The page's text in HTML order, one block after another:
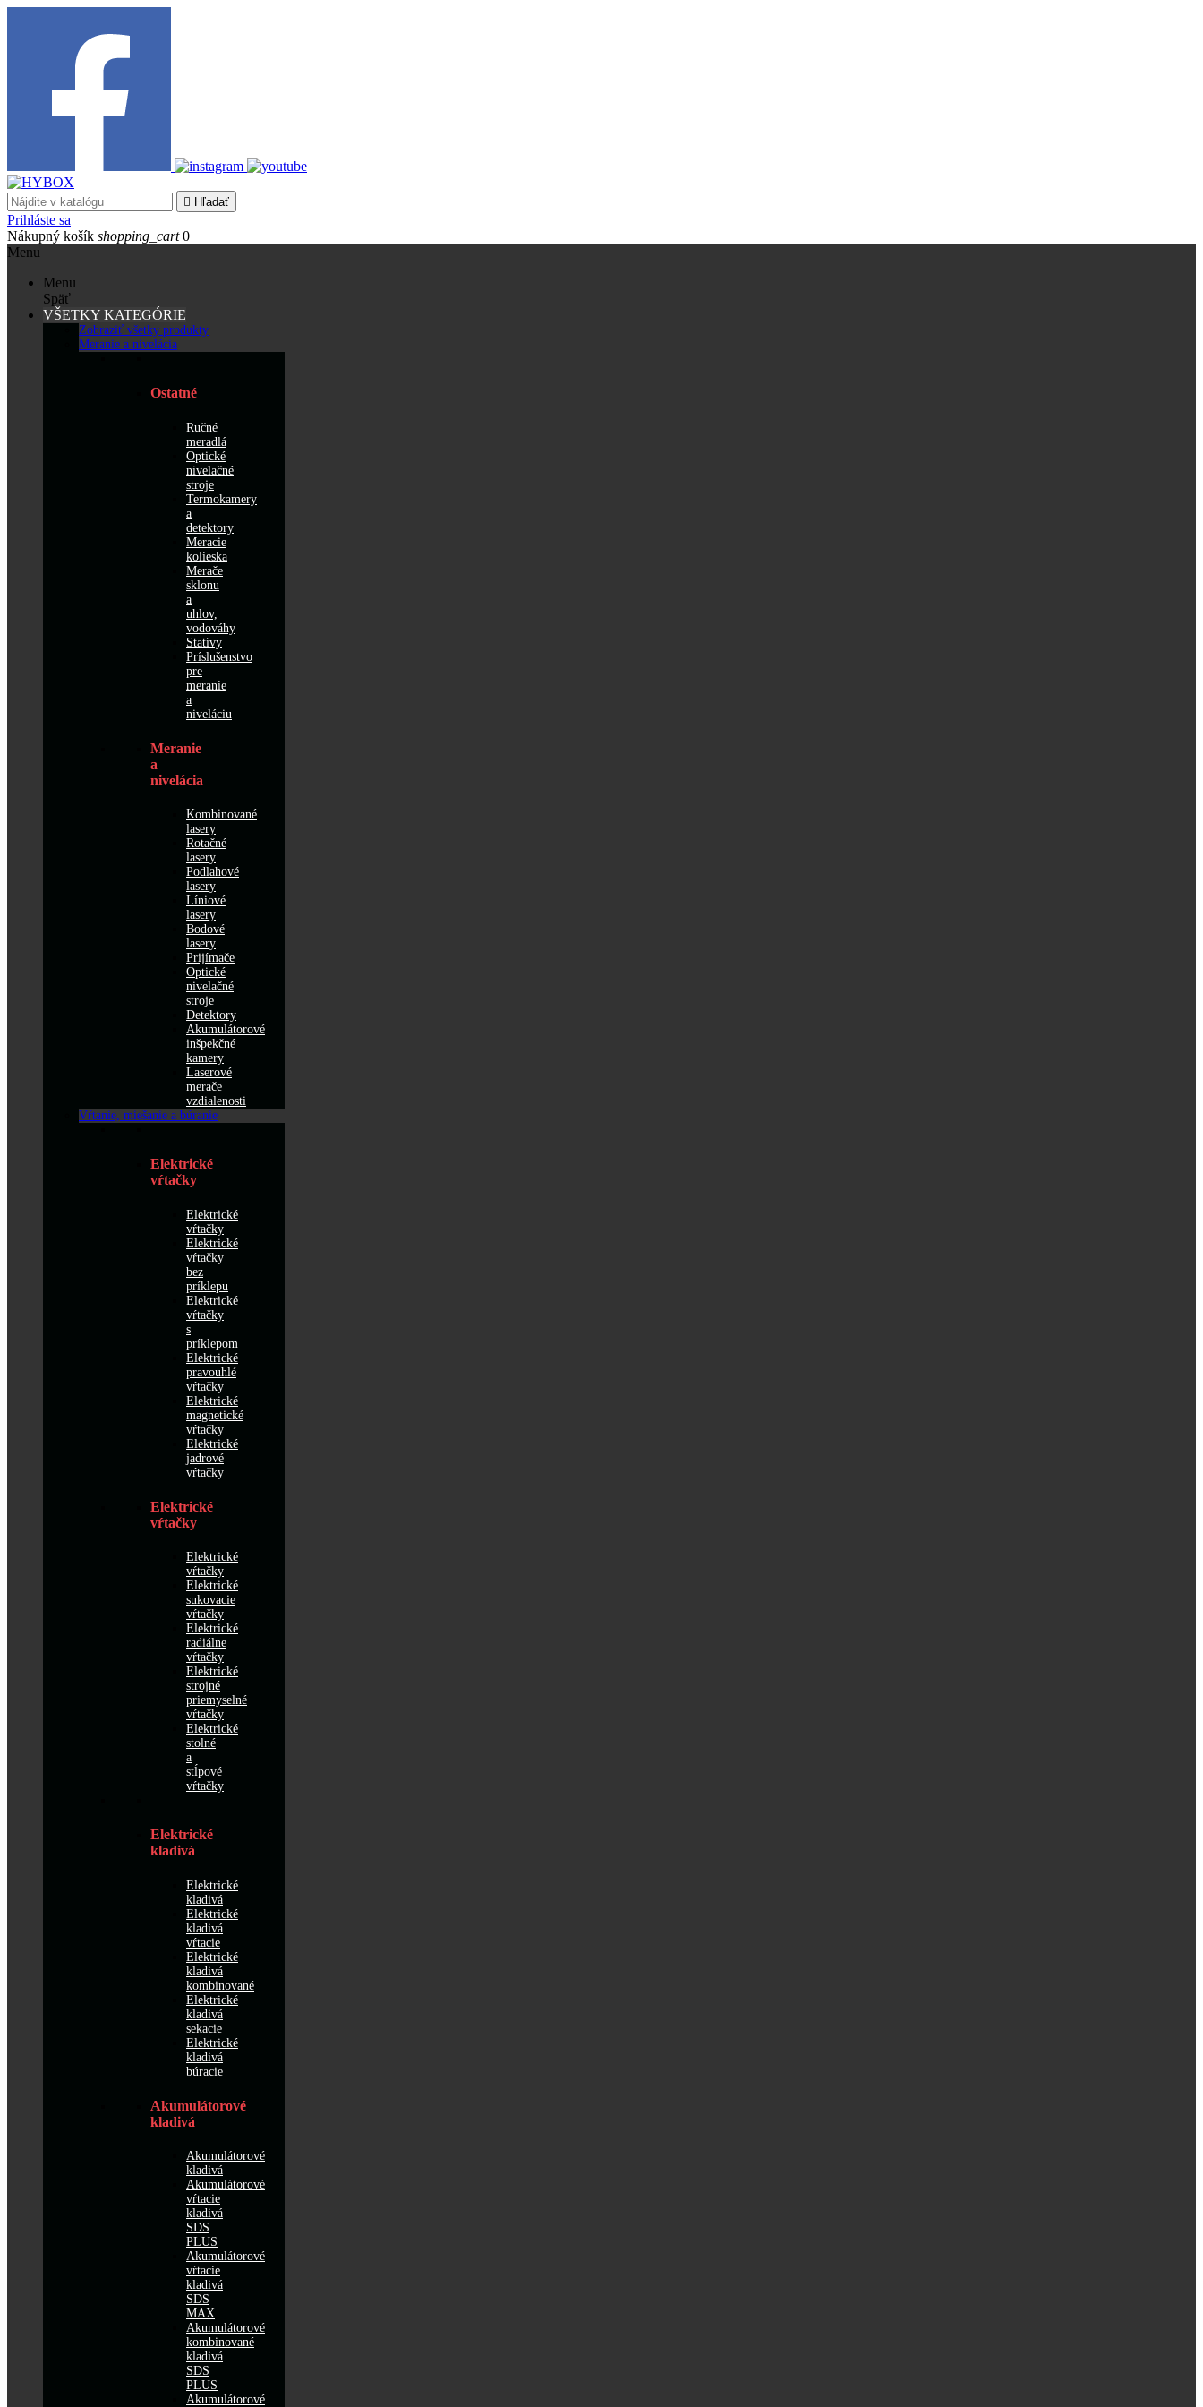
 Hľadať
Prihláste sa
Nákupný košík shopping_cart 0
Menu
Menu
Späť
VŠETKY KATEGÓRIE
Zobraziť všetky produkty
Meranie a nivelácia
Ostatné
Ručné
meradlá
Optické
nivelačné
stroje
Termokamery
a
detektory
Meracie
kolieska
Merače
sklonu
a
uhlov,
vodováhy
Statívy
Príslušenstvo
pre
meranie
a
niveláciu
Meranie
a
nivelácia
Kombinované
lasery
Rotačné
lasery
Podlahové
lasery
Líniové
lasery
Bodové
lasery
Prijímače
Optické
nivelačné
stroje
Detektory
Akumulátorové
inšpekčné
kamery
Laserové
merače
vzdialenosti
Vŕtanie, miešanie a búranie
Elektrické
vŕtačky
Elektrické
vŕtačky
Elektrické
vŕtačky
bez
príklepu
Elektrické
vŕtačky
s
príklepom
Elektrické
pravouhlé
vŕtačky
Elektrické
magnetické
vŕtačky
Elektrické
jadrové
vŕtačky
Elektrické
vŕtačky
Elektrické
vŕtačky
Elektrické
sukovacie
vŕtačky
Elektrické
radiálne
vŕtačky
Elektrické
strojné
priemyselné
vŕtačky
Elektrické
stolné
a
stĺpové
vŕtačky
Elektrické
kladivá
Elektrické
kladivá
Elektrické
kladivá
vŕtacie
Elektrické
kladivá
kombinované
Elektrické
kladivá
sekacie
Elektrické
kladivá
búracie
Akumulátorové
kladivá
Akumulátorové
kladivá
Akumulátorové
vŕtacie
kladivá
SDS
PLUS
Akumulátorové
vŕtacie
kladivá
SDS
MAX
Akumulátorové
kombinované
kladivá
SDS
PLUS
Akumulátorové